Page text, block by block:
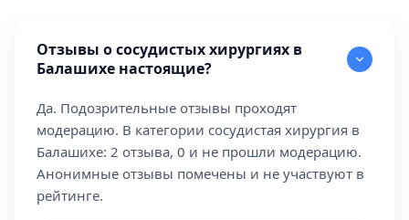
Отзывы о сосудистых хирургиях в
Балашихе настоящие?
Да. Подозрительные отзывы проходят
модерацию. В категории сосудистая хирургия в
Балашихе: 2 отзыва, 0 и не прошли модерацию.
Анонимные отзывы помечены и не участвуют в
рейтинге.